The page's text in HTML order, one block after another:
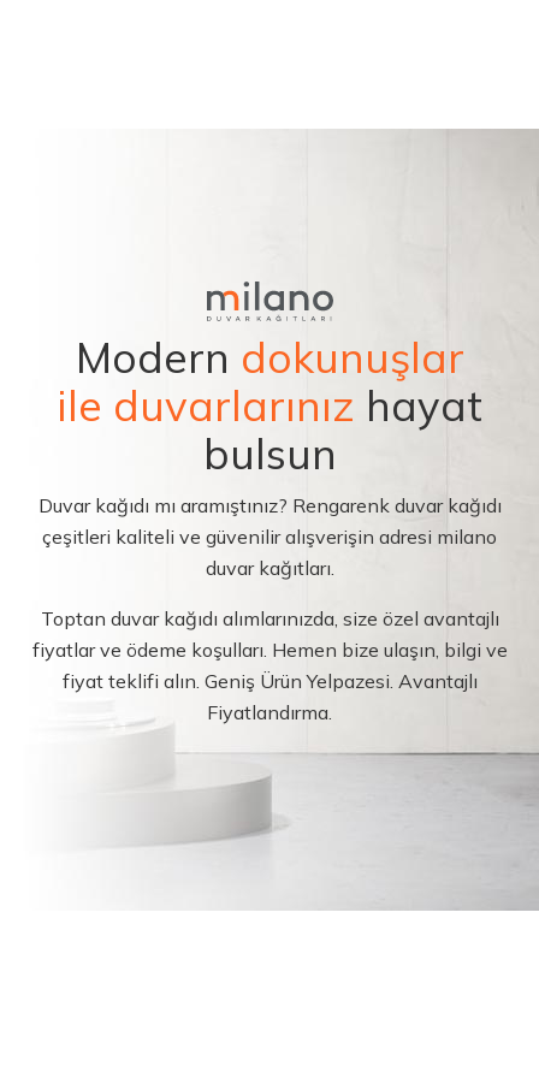
Modern dokunuşlar
ile duvarlarınız hayat
bulsun
Duvar kağıdı mı aramıştınız? Rengarenk duvar kağıdı
çeşitleri kaliteli ve güvenilir alışverişin adresi milano
duvar kağıtları.
Toptan duvar kağıdı alımlarınızda, size özel avantajlı
fiyatlar ve ödeme koşulları. Hemen bize ulaşın, bilgi ve
fiyat teklifi alın. Geniş Ürün Yelpazesi. Avantajlı
Fiyatlandırma.